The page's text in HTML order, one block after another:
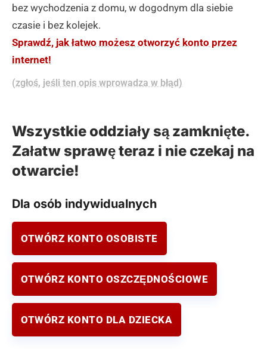
bez wychodzenia z domu, w dogodnym dla siebie
czasie i bez kolejek.
Sprawdź, jak łatwo możesz otworzyć konto przez
internet!
(zgłoś, jeśli ten opis wprowadza w błąd)
Wszystkie oddziały są zamknięte.
Załatw sprawę teraz i nie czekaj na
otwarcie!
Dla osób indywidualnych
OTWÓRZ KONTO OSOBISTE
OTWÓRZ KONTO OSZCZĘDNOŚCIOWE
OTWÓRZ KONTO DLA DZIECKA